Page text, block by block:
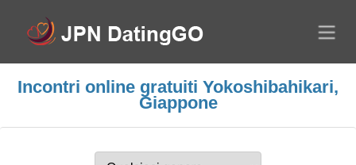
Incontri online gratuiti Yokoshibahikari,
Giappone